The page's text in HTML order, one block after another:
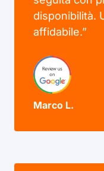
disponibilità.
affidabile.”
Marco L.